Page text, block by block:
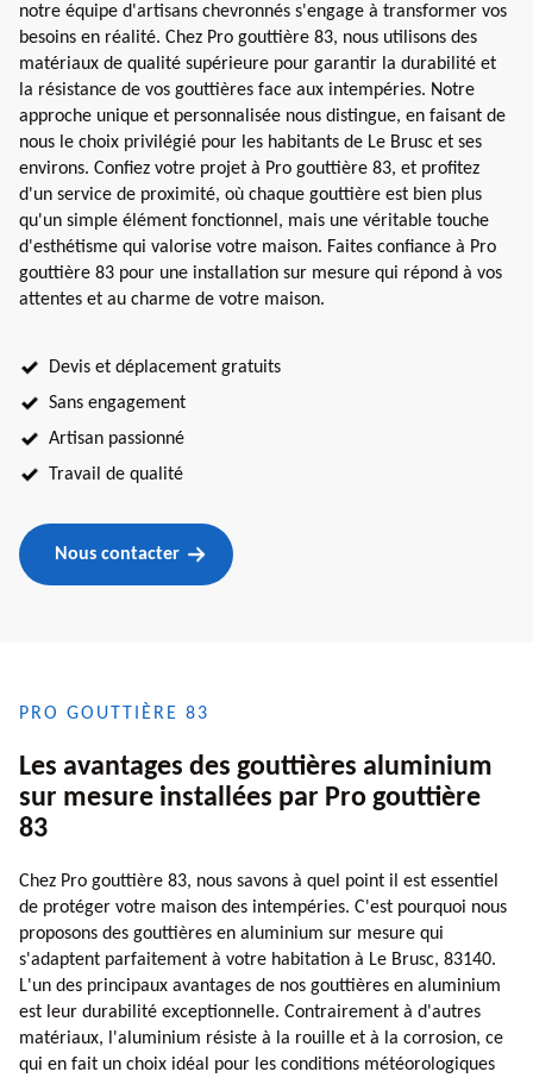
notre équipe d'artisans chevronnés s'engage à transformer vos
besoins en réalité. Chez Pro gouttière 83, nous utilisons des
matériaux de qualité supérieure pour garantir la durabilité et
la résistance de vos gouttières face aux intempéries. Notre
approche unique et personnalisée nous distingue, en faisant de
nous le choix privilégié pour les habitants de Le Brusc et ses
environs. Confiez votre projet à Pro gouttière 83, et profitez
d'un service de proximité, où chaque gouttière est bien plus
qu'un simple élément fonctionnel, mais une véritable touche
d'esthétisme qui valorise votre maison. Faites confiance à Pro
gouttière 83 pour une installation sur mesure qui répond à vos
attentes et au charme de votre maison.
Devis et déplacement gratuits
Sans engagement
Artisan passionné
Travail de qualité
Nous contacter
PRO GOUTTIÈRE 83
Les avantages des gouttières aluminium
sur mesure installées par Pro gouttière
83
Chez Pro gouttière 83, nous savons à quel point il est essentiel
de protéger votre maison des intempéries. C'est pourquoi nous
proposons des gouttières en aluminium sur mesure qui
s'adaptent parfaitement à votre habitation à Le Brusc, 83140.
L'un des principaux avantages de nos gouttières en aluminium
est leur durabilité exceptionnelle. Contrairement à d'autres
matériaux, l'aluminium résiste à la rouille et à la corrosion, ce
qui en fait un choix idéal pour les conditions météorologiques